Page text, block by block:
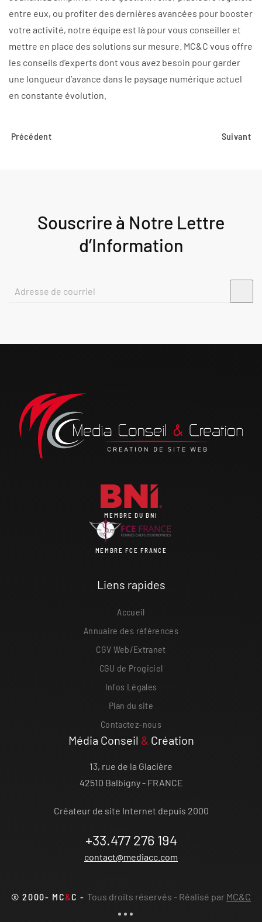
entre eux, ou profiter des dernières avancées pour booster
votre activité, notre équipe est là pour vous conseiller et
mettre en place des solutions sur mesure. MC&C vous offre
les conseils d’experts dont vous avez besoin pour garder
une longueur d’avance dans le paysage numérique actuel
en constante évolution.
Précédent Suivant
Souscrire à Notre Lettre
d’Information
MEMBRE DU BNI
MEMBRE FCE FRANCE
Liens rapides
Accueil
Annuaire des références
CGV Web/Extranet
CGU de Progiciel
Infos Légales
Plan du site
Contactez-nous
Média Conseil & Création
13, rue de la Glacière
42510 Balbigny - FRANCE
Créateur de site Internet depuis 2000
+33.477 276 194
contact@mediacc.com
© 2000- MC&C -Tous droits réservés - Réalisé par MC&C